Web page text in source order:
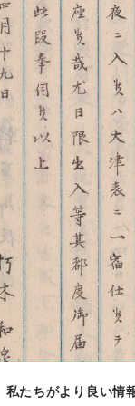
私たちがより良い情